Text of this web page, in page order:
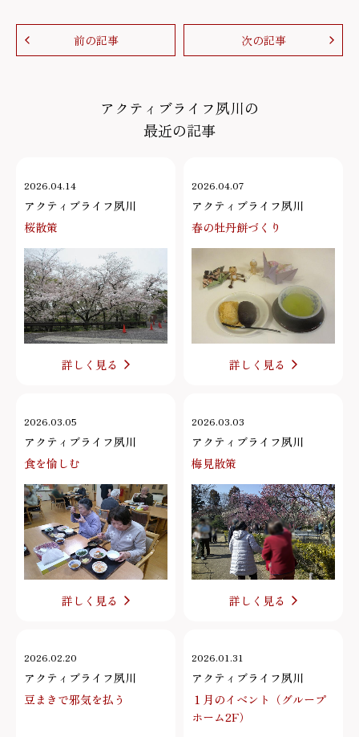
前の記事 次の記事
アクティブライフ夙川の
最近の記事
2026.04.14
アクティブライフ夙川
桜散策
詳しく見る
2026.04.07
アクティブライフ夙川
春の牡丹餅づくり
詳しく見る
2026.03.05
アクティブライフ夙川
食を愉しむ
詳しく見る
2026.03.03
アクティブライフ夙川
梅見散策
詳しく見る
2026.02.20
アクティブライフ夙川
豆まきで邪気を払う
2026.01.31
アクティブライフ夙川
１月のイベント（グループ
ホーム2F）